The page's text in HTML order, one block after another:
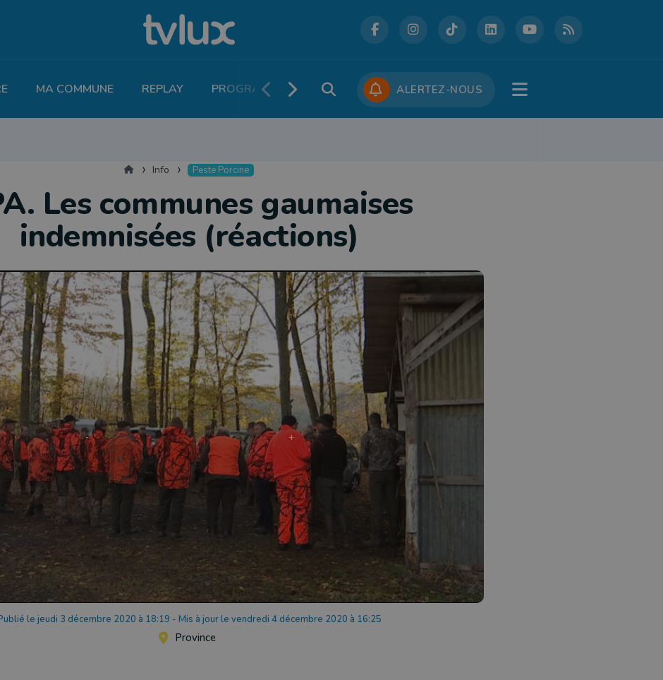
MA COMMUNE REPLAY PROGRAMME TV PODCASTS CONCOURS JOBS
ALERTEZ-NOUS
AccueilInfo Peste Porcine
Les communes gaumaises
indemnisées (réactions)
le jeudi 3 décembre 2020 à 18:19 - Mis à jour le vendredi 4 décembre 2020 à 16:25
Province